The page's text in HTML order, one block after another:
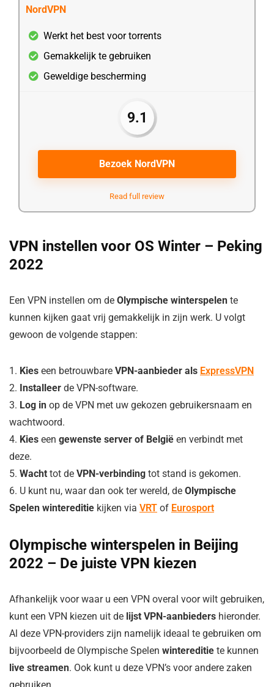
NordVPN
Werkt het best voor torrents
Gemakkelijk te gebruiken
Geweldige bescherming
9.1
Bezoek NordVPN
Read full review
VPN instellen voor OS Winter – Peking
2022
Een VPN instellen om de Olympische winterspelen te
kunnen kijken gaat vrij gemakkelijk in zijn werk. U volgt
gewoon de volgende stappen:
1. Kies een betrouwbare VPN-aanbieder als ExpressVPN
2. Installeer de VPN-software.
3. Log in op de VPN met uw gekozen gebruikersnaam en
wachtwoord.
4. Kies een gewenste server of België en verbindt met
deze.
5. Wacht tot de VPN-verbinding tot stand is gekomen.
6. U kunt nu, waar dan ook ter wereld, de Olympische
Spelen wintereditie kijken via VRT of Eurosport
Olympische winterspelen in Beijing
2022 – De juiste VPN kiezen
Afhankelijk voor waar u een VPN overal voor wilt gebruiken,
kunt een VPN kiezen uit de lijst VPN-aanbieders hieronder.
Al deze VPN-providers zijn namelijk ideaal te gebruiken om
bijvoorbeeld de Olympische Spelen wintereditie te kunnen
live streamen. Ook kunt u deze VPN’s voor andere zaken